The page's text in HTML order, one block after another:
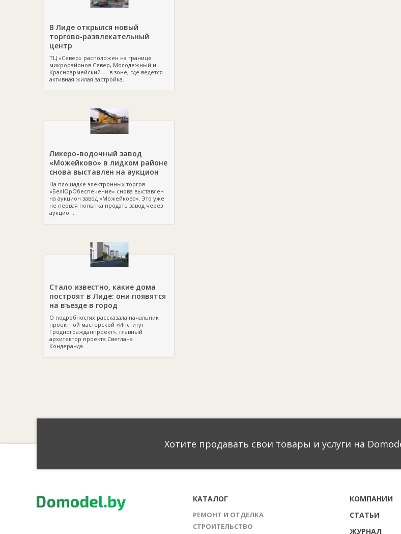
В Лиде открылся новый
торгово‑развлекательный
центр
ТЦ «Север» расположен на границе
микрорайонов Север, Молодежный и
Красноармейский — в зоне, где ведется
активная жилая застройка.
Ликеро-водочный завод
«Можейково» в лидком районе
снова выставлен на аукцион
На площадке электронных торгов
«БелЮрОбеспечение» снова выставлен
на аукцион завод «Можейково». Это уже
не первая попытка продать завод через
аукцион.
Стало известно, какие дома
построят в Лиде: они появятся
на въезде в город
О подробностях рассказала начальник
проектной мастерской «Институт
Гродногражданпроект», главный
архитектор проекта Светлана
Кондеранда.
Хотите продавать свои товары и услуги на
КАТАЛОГ
РЕМОНТ И ОТДЕЛКА
СТРОИТЕЛЬСТВО
КОМПАНИИ
СТАТЬИ
ЖУРНАЛ